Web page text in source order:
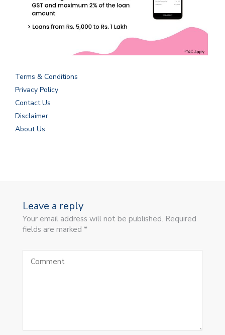
Terms & Conditions
Privacy Policy
Contact Us
Disclaimer
About Us
Leave a reply
Your email address will not be published. Required
fields are marked *